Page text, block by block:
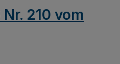
210 vom